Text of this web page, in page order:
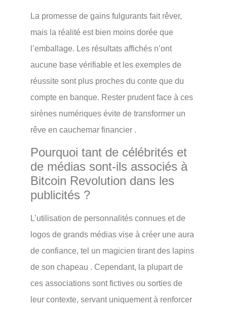
La promesse de gains fulgurants fait rêver,
mais la réalité est bien moins dorée que
l’emballage. Les résultats affichés n’ont
aucune base vérifiable et les exemples de
réussite sont plus proches du conte que du
compte en banque. Rester prudent face à ces
sirènes numériques évite de transformer un
rêve en cauchemar financier .
Pourquoi tant de célébrités et
de médias sont-ils associés à
Bitcoin Revolution dans les
publicités ?
L’utilisation de personnalités connues et de
logos de grands médias vise à créer une aura
de confiance, tel un magicien tirant des lapins
de son chapeau . Cependant, la plupart de
ces associations sont fictives ou sorties de
leur contexte, servant uniquement à renforcer